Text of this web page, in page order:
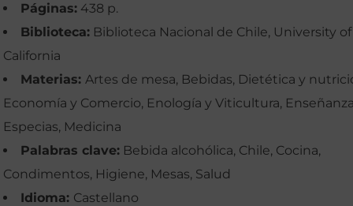
Páginas: 438 p.
Biblioteca: Biblioteca Nacional de Chile, University of
California
Materias: Artes de mesa, Bebidas, Dietética y
Economía y Comercio, Enología y Viticultura,
Especias, Medicina
Palabras clave: Bebida alcohólica, Chile, Cocina,
Condimentos, Higiene, Mesas, Salud
Idioma: Castellano